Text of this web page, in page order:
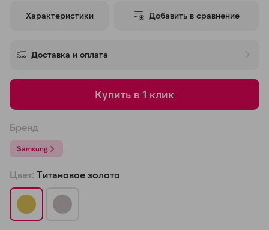
Характеристики Добавить в сравнение
Доставка и оплата
Купить в 1 клик
Бренд
Samsung
Цвет: Титановое золото
25
недели
Остались вопросы?